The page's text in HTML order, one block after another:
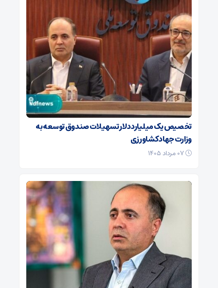
تخصیص یک میلیارد دلار تسهیلات صندوق توسعه به
وزارت جهاد کشاورزی